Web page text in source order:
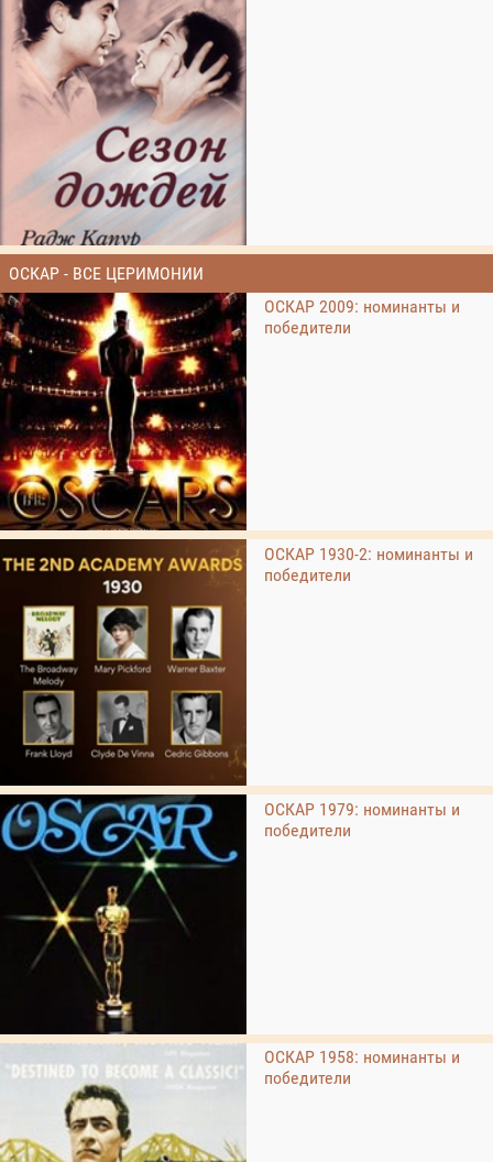
ОСКАР - ВСЕ ЦЕРИМОНИИ
ОСКАР 2009: номинанты и
победители
ОСКАР 1930-2: номинанты и
победители
ОСКАР 1979: номинанты и
победители
ОСКАР 1958: номинанты и
победители